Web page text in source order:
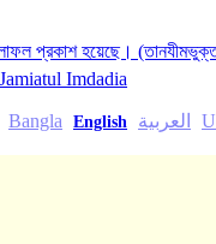
ফলাফল প্রকাশ হয়েছে।
Imdadia
Bangla English العربية